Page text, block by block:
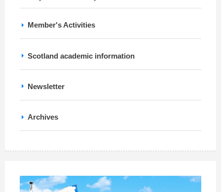
Member's Activities
Scotland academic information
Newsletter
Archives